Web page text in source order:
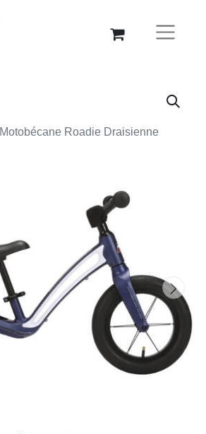
Motobécane Roadie Draisienne